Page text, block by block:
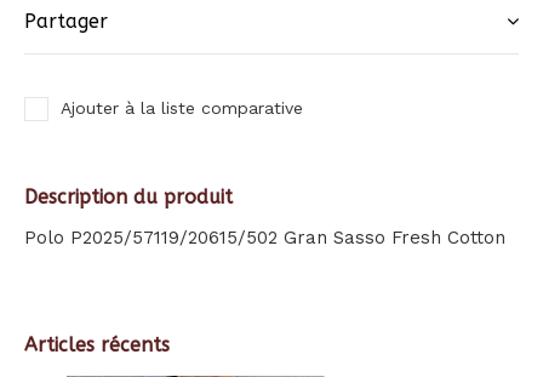
Partager
Ajouter à la liste comparative
Description du produit
Polo P2025/57119/20615/502 Gran Sasso Fresh Cotton
Articles récents